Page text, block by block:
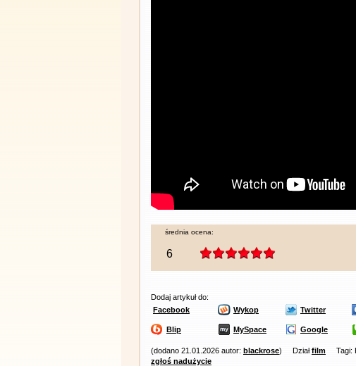
średnia ocena:
6
Dodaj artykuł do:
Facebook
Wykop Twitter
Blip MySpace Google
(dodano 21.01.2026 autor: blackrose) Działfilm
Tagi:
zgłoś nadużycie